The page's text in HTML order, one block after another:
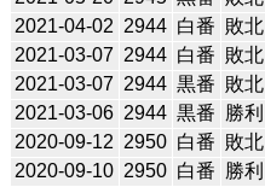
2021-04-02 2944 白番 敗北
2021-03-07 2944 白番 敗北
2021-03-07 2944 黒番 敗北
2021-03-06 2944 黒番 勝利
2020-09-12 2950 白番 敗北
2020-09-10 2950 白番 勝利